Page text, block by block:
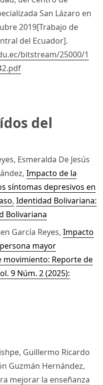
San Lázaro en
2019[Trabajo de
del Ecuador].
bitstream/25000/1
del
Esmeralda De Jesús
Impacto de la
síntomas depresivos en
, Identidad Bolivariana:
Bolivariana
García Reyes, Impacto
mayor
Reporte de
9 Núm. 2 (2025):
Guillermo Ricardo
Guzmán Hernández,
mejorar la enseñanza